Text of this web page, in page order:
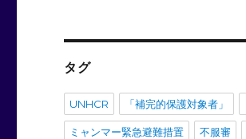
タグ
UNHCR 「補完的保護対象者」
ミャンマー緊急避難措置 不服審